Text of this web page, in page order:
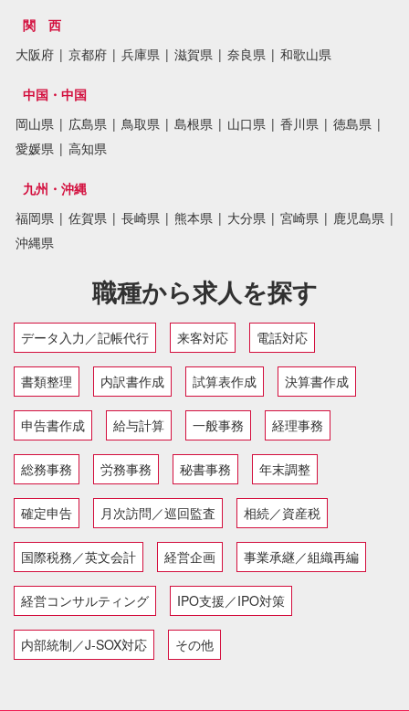
関 西
大阪府 | 京都府 | 兵庫県 | 滋賀県 | 奈良県 | 和歌山県
中国・中国
岡山県 | 広島県 | 鳥取県 | 島根県 | 山口県 | 香川県 | 徳島県 |
愛媛県 | 高知県
九州・沖縄
福岡県 | 佐賀県 | 長崎県 | 熊本県 | 大分県 | 宮崎県 | 鹿児島県 |
沖縄県
職種から求人を探す
データ入力／記帳代行 来客対応 電話対応
書類整理 内訳書作成 試算表作成 決算書作成
申告書作成 給与計算 一般事務 経理事務
総務事務 労務事務 秘書事務 年末調整
確定申告 月次訪問／巡回監査 相続／資産税
国際税務／英文会計 経営企画 事業承継／組織再編
経営コンサルティング IPO支援／IPO対策
内部統制／J-SOX対応 その他